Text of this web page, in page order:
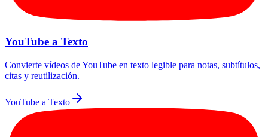
YouTube a Texto
Convierte vídeos de YouTube en texto legible para notas, subtítulos,
citas y reutilización.
YouTube a Texto